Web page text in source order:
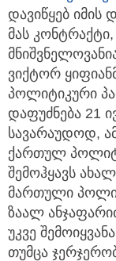
დავიწყებ იმის
მას
ვიქტორ
პოლიტიკური
დაფუძნება 21
სავარაუდოდ,
ქართულ
შემოჰყავს
მართული
ზაალ
უკვე
თუმცა